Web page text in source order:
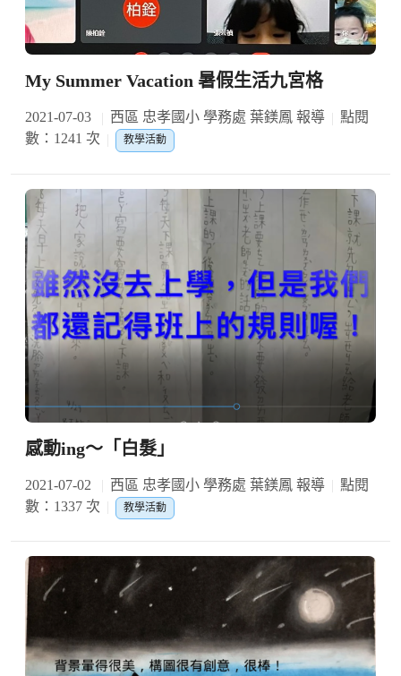
My Summer Vacation 暑假生活九宮格
2021-07-03 西區 忠孝國小 學務處 葉鎂鳳 報導
點閱
數：1241 次
教學活動
感動ing～「白髮」
2021-07-02 西區 忠孝國小 學務處 葉鎂鳳 報導
點閱
數：1337 次
教學活動